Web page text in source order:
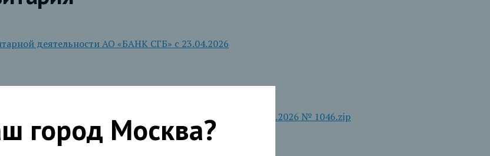
деятельности АО «БАНК СГБ» с 23.04.2026
депозитарной деятельности АО БАНК СГБ от 07.04.2026 № 1046.zip
город Москва?